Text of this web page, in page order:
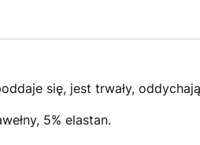
się, jest trwały,
5% elastan.